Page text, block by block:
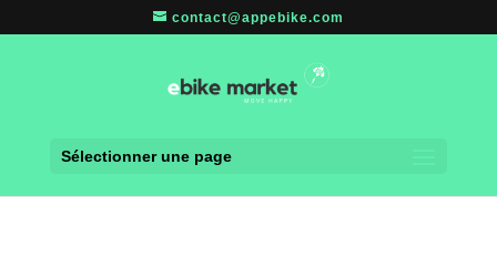
contact@appebike.com
Sélectionner une page